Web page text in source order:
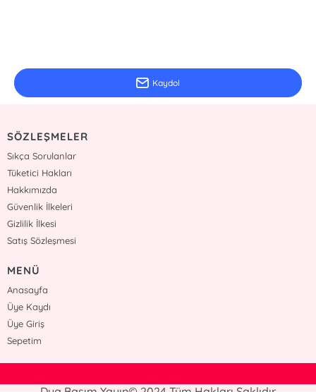
Kaydol
SÖZLEŞMELER
Sıkça Sorulanlar
Tüketici Hakları
Hakkımızda
Güvenlik İlkeleri
Gizlilik İlkesi
Satış Sözleşmesi
MENÜ
Anasayfa
Üye Kaydı
Üye Giriş
Sepetim